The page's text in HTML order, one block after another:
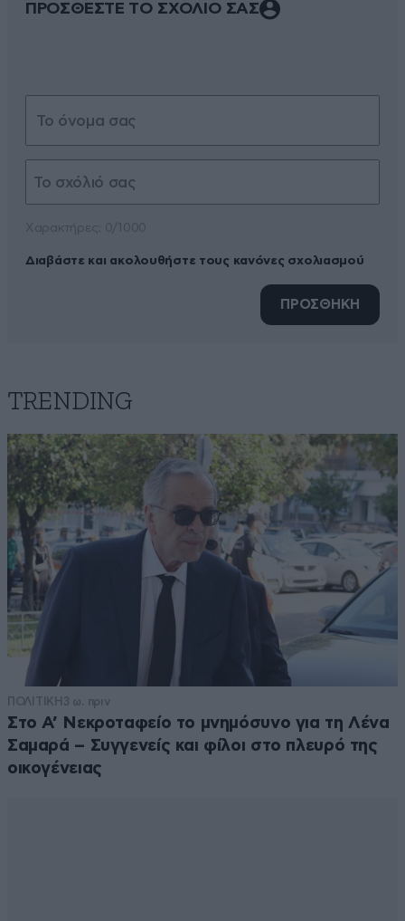
ΠΡΟΣΘΕΣΤΕ ΤΟ ΣΧΟΛΙΟ ΣΑΣ
Διαβάστε και ακολουθήστε τους κανόνες σχολιασμού
ΠΡΟΣΘΗΚΗ
TRENDING
ΠΟΛΙΤΙΚΗ 3 ω. πριν
Στο Α’ Νεκροταφείο το μνημόσυνο για τη Λένα
Σαμαρά – Συγγενείς και φίλοι στο πλευρό της
οικογένειας